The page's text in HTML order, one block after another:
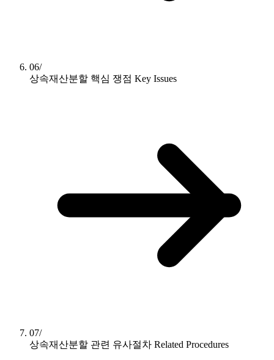
06/
상속재산분할 핵심 쟁점 Key Issues
07/
상속재산분할 관련 유사절차 Related Procedures